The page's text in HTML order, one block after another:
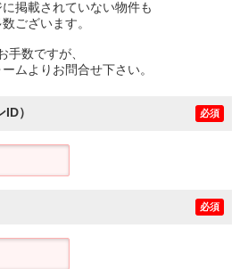
掲載されていない物件も
数ございます。
手数ですが、
ムよりお問合せ下さい。
） 必須
必須